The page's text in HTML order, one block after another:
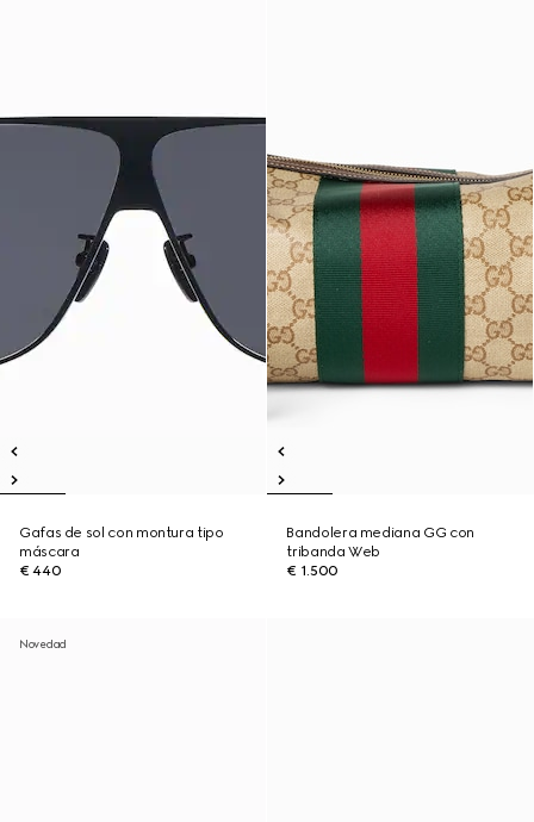
Gafas de sol con montura tipo
máscara
€ 440
Bandolera mediana GG con
tribanda Web
€ 1.500
Novedad